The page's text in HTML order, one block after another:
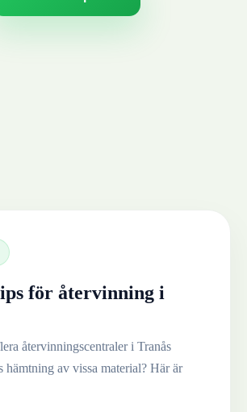
för återvinning i
återvinningscentraler i Tranås
hämtning av vissa material? Här är